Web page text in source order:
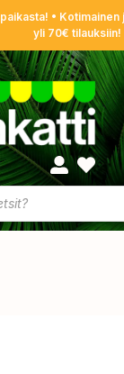
• Kotimainen
yli 70€ tilauksiin!